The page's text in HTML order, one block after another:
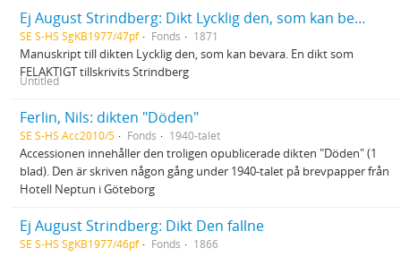
Ej August Strindberg: Dikt Lycklig den, som kan bevara...
SE S-HS SgKB1977/47pf Fonds 1871
Manuskript till dikten Lycklig den, som kan bevara. En dikt som
FELAKTIGT tillskrivits Strindberg
Untitled
Ferlin, Nils: dikten "Döden"
SE S-HS Acc2010/5 Fonds 1940-talet
Accessionen innehåller den troligen opublicerade dikten "Döden" (1
blad). Den är skriven någon gång under 1940-talet på brevpapper från
Hotell Neptun i Göteborg
Ej August Strindberg: Dikt Den fallne
SE S-HS SgKB1977/46pf Fonds 1866